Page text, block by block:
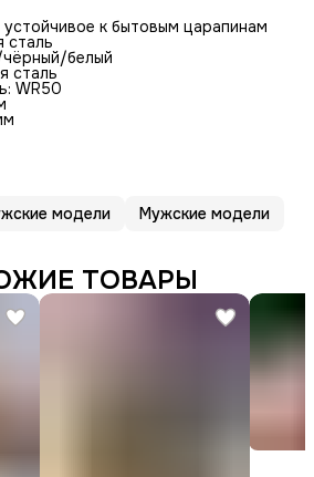
к бытовым царапинам
сталь
белый
сталь
WR50
модели Мужские модели
ТОВАРЫ